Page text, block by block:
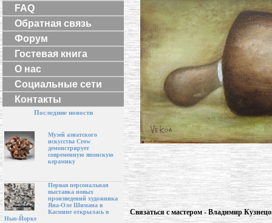
FAQ
Обратная связь
Форум
Гостевая книга
О нас
Социальные сети
Контакты
Последние новости
Музей азиатского
искусства Crow
демонстрирует
современную японскую
керамику
Первая персональная
выставка новых
произведений художника
Яна-Оле Шимана в
Касмине открылась в
Нью-Йорке
Связаться с мастером - Владимир